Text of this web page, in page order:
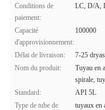
Conditions de
paiement:
LC, D/A,
Capacité
d'approvisionnement:
100000
Délai de livraison:
7-25 dryas
Nom du produit:
Tuyau en
spirale,
Standard:
API 5L
Type de tube de
tuyaux en